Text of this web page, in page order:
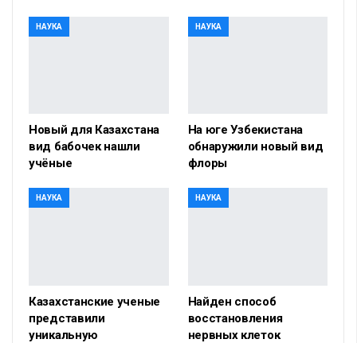
НАУКА
Новый для Казахстана
вид бабочек нашли
учёные
НАУКА
На юге Узбекистана
обнаружили новый вид
флоры
НАУКА
Казахстанские ученые
представили
уникальную
НАУКА
Найден способ
восстановления
нервных клеток